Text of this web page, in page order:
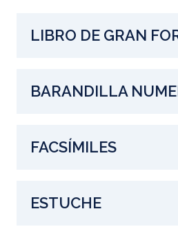
LIBRO DE GRAN
BARANDILLA
FACSÍMILES
ESTUCHE